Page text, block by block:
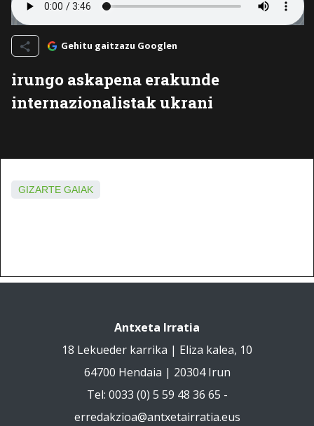
Gehitu gaitzazu Googlen
irungo askapena erakunde
internazionalistak ukrani
GIZARTE GAIAK
Antxeta Irratia
18 Lekueder karrika | Eliza kalea, 10
64700 Hendaia | 20304 Irun
Tel: 0033 (0) 5 59 48 36 65 -
erredakzioa@antxetairratia.eus